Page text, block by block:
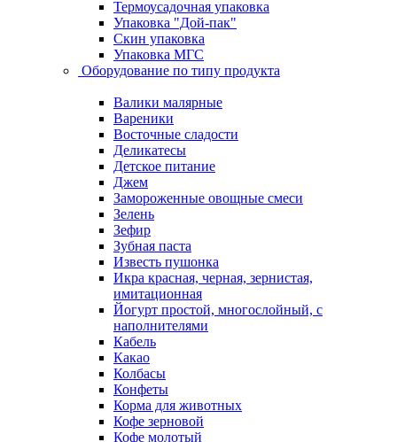
Термоусадочная упаковка
Упаковка "Дой-пак"
Скин упаковка
Упаковка МГС
Оборудование по типу продукта
Валики малярные
Вареники
Восточные сладости
Деликатесы
Детское питание
Джем
Замороженные овощные смеси
Зелень
Зефир
Зубная паста
Известь пушонка
Икра красная, черная, зернистая,
имитационная
Йогурт простой, многослойный, с
наполнителями
Кабель
Какао
Колбасы
Конфеты
Корма для животных
Кофе зерновой
Кофе молотый